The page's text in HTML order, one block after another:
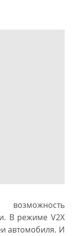
В режиме V2X
автомобиля. И